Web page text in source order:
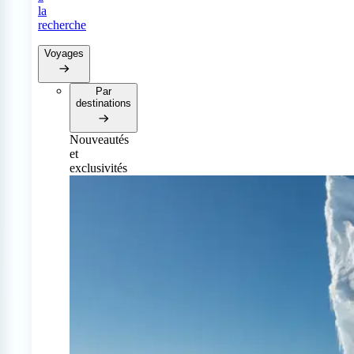
la
recherche
Voyages
Par
destinations
Nouveautés
et
exclusivités